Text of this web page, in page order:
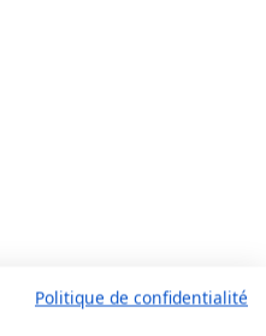
Politique de confidentialité